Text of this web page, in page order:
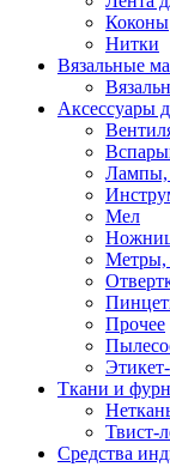
Коконы
Нитки
Вязальные
Аксессуары
Лампы,
Мел
Метры,
Прочее
Ткани и
Твист-
Средства